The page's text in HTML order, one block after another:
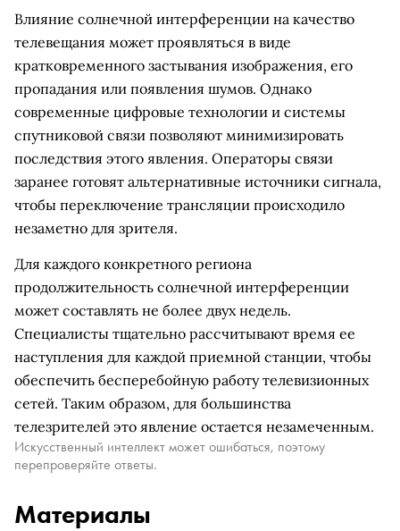
Влияние солнечной интерференции на качество
телевещания может проявляться в виде
кратковременного застывания изображения, его
пропадания или появления шумов. Однако
современные цифровые технологии и системы
спутниковой связи позволяют минимизировать
последствия этого явления. Операторы связи
заранее готовят альтернативные источники сигнала,
чтобы переключение трансляции происходило
незаметно для зрителя.
Для каждого конкретного региона
продолжительность солнечной интерференции
может составлять не более двух недель.
Специалисты тщательно рассчитывают время ее
наступления для каждой приемной станции, чтобы
обеспечить бесперебойную работу телевизионных
сетей. Таким образом, для большинства
телезрителей это явление остается незамеченным.
Искусственный интеллект может ошибаться, поэтому
перепроверяйте ответы.
Материалы